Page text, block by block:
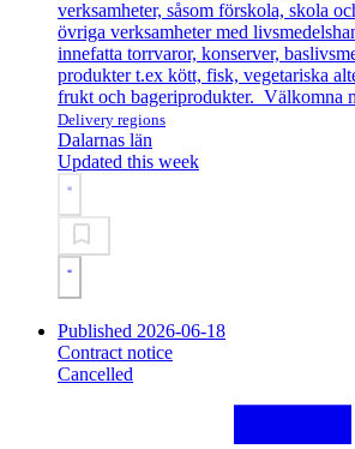
verksamheter, såsom förskola, skola
övriga verksamheter med
innefatta torrvaror, konserver,
produkter t.ex kött, fisk, vegetariska
frukt och bageriprodukter. Välkomna
Delivery regions
Dalarnas län
Updated this week
Published 2026-06-18
Contract notice
Cancelled